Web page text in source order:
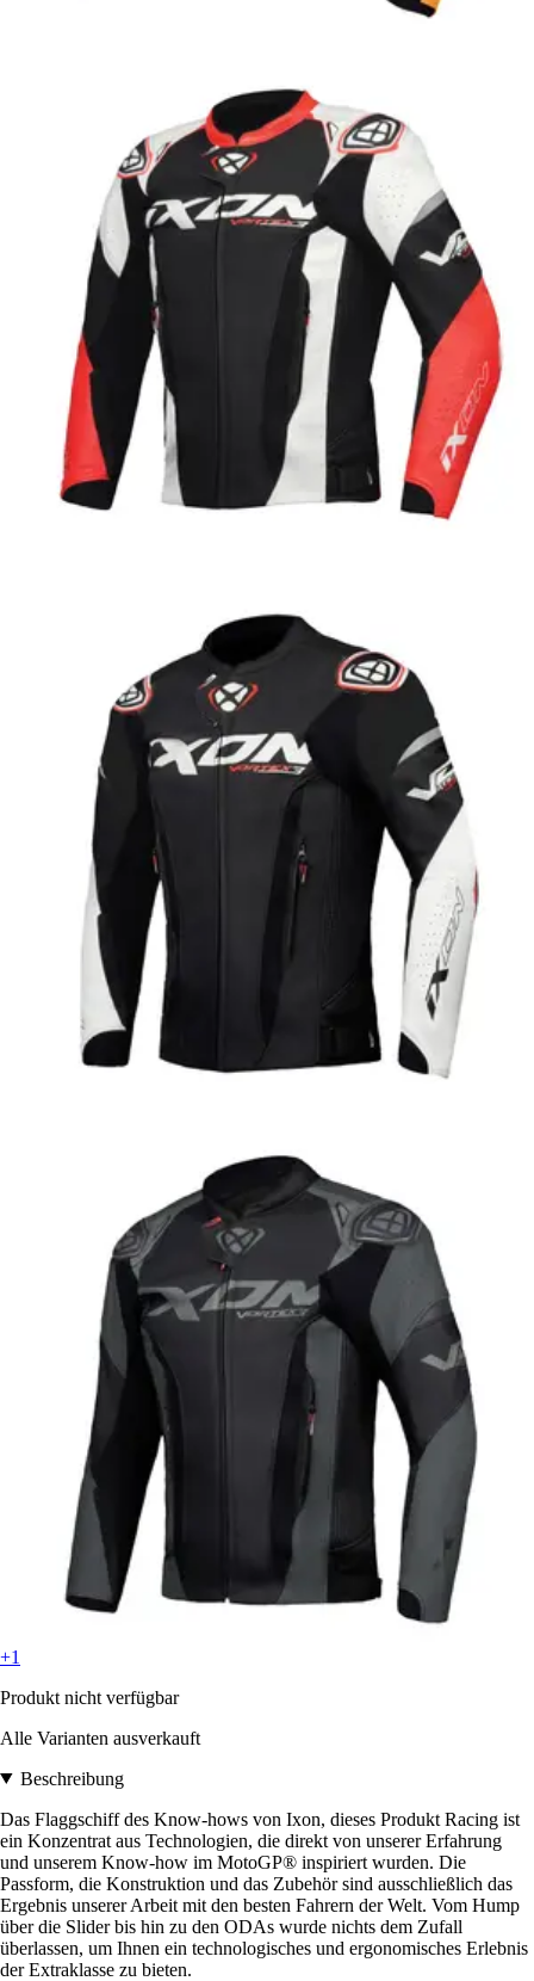
+1
Produkt nicht verfügbar
Alle Varianten ausverkauft
Beschreibung
Das Flaggschiff des Know-hows von Ixon, dieses Produkt Racing ist
ein Konzentrat aus Technologien, die direkt von unserer Erfahrung
und unserem Know-how im MotoGP® inspiriert wurden. Die
Passform, die Konstruktion und das Zubehör sind ausschließlich das
Ergebnis unserer Arbeit mit den besten Fahrern der Welt. Vom Hump
über die Slider bis hin zu den ODAs wurde nichts dem Zufall
überlassen, um Ihnen ein technologisches und ergonomisches Erlebnis
der Extraklasse zu bieten.